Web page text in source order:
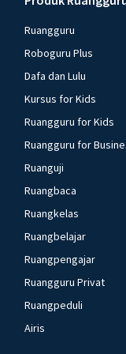
Ruangguru
Roboguru Plus
Dafa dan Lulu
Kursus for Kids
Ruangguru for Kids
Ruangguru for
Ruanguji
Ruangbaca
Ruangkelas
Ruangbelajar
Ruangpengajar
Ruangguru Privat
Ruangpeduli
Airis